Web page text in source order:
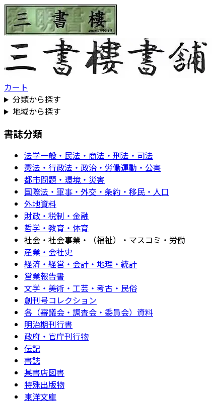
カート
分類から探す
地域から探す
書誌分類
法学一般・民法・商法・刑法・司法
憲法・行政法・政治・労働運動・公害
都市問題・環境・災害
国際法・軍事・外交・条約・移民・人口
外地資料
財政・税制・金融
哲学・教育・体育
社会・社会事業・（福祉）・マスコミ・労働
産業・会社史
経済・経営・会計・地理・統計
営業報告書
文学・美術・工芸・考古・民俗
創刊号コレクション
各（審議会・調査会・委員会）資料
明治期刊行書
政府・官庁刊行物
伝記
書誌
某書店図書
特殊出版物
東洋文庫